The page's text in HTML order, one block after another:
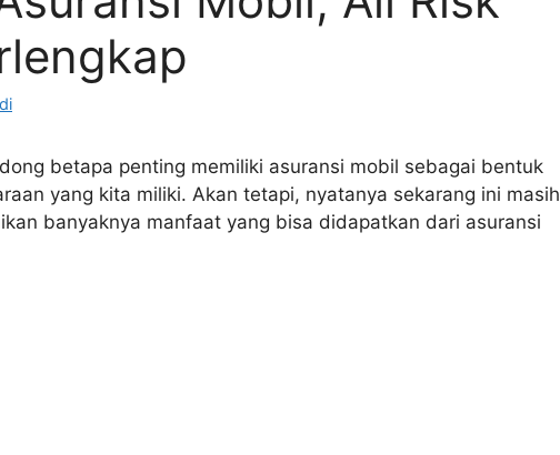
betapa penting memiliki asuransi mobil sebagai bentuk
yang kita miliki. Akan tetapi, nyatanya sekarang ini masih
banyaknya manfaat yang bisa didapatkan dari asuransi